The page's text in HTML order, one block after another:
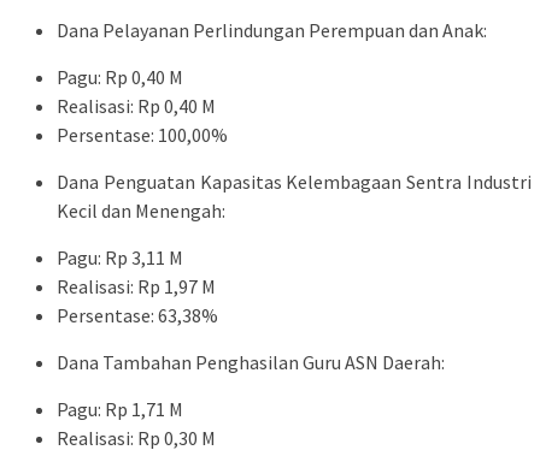
Dana Pelayanan Perlindungan Perempuan dan Anak:
Pagu: Rp 0,40 M
Realisasi: Rp 0,40 M
Persentase: 100,00%
Dana Penguatan Kapasitas Kelembagaan Sentra Industri
Kecil dan Menengah:
Pagu: Rp 3,11 M
Realisasi: Rp 1,97 M
Persentase: 63,38%
Dana Tambahan Penghasilan Guru ASN Daerah:
Pagu: Rp 1,71 M
Realisasi: Rp 0,30 M